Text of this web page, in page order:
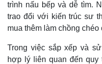
trình nấu bếp và dễ tìm.
trao đổi với kiến trúc sư
mua thêm làm chồng chéo
Trong việc sắp xếp và
hợp lý liên quan đến quy